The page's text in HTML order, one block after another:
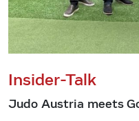
Insider-Talk
Judo Austria meets